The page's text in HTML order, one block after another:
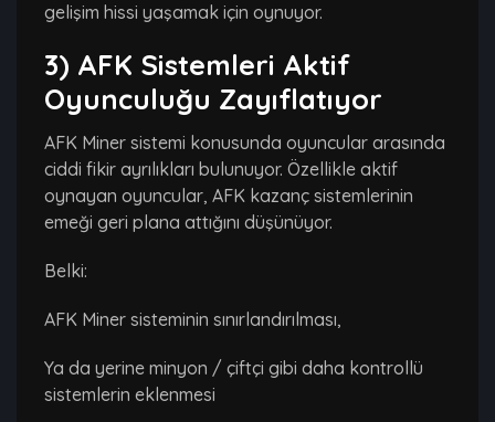
gelişim hissi yaşamak için oynuyor.
3) AFK Sistemleri Aktif
Oyunculuğu Zayıflatıyor
AFK Miner sistemi konusunda oyuncular arasında
ciddi fikir ayrılıkları bulunuyor. Özellikle aktif
oynayan oyuncular, AFK kazanç sistemlerinin
emeği geri plana attığını düşünüyor.
Belki:
AFK Miner sisteminin sınırlandırılması,
Ya da yerine minyon / çiftçi gibi daha kontrollü
sistemlerin eklenmesi